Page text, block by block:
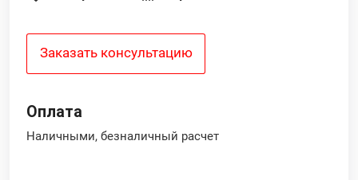
Заказать консультацию
Оплата
Наличными, безналичный расчет